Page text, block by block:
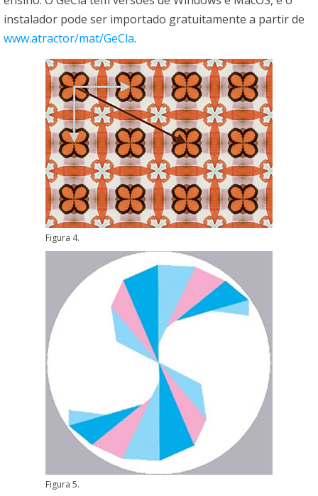
instalador pode ser importado gratuitamente a partir de
www.atractor/mat/GeCla.
Figura 4.
Figura 5.